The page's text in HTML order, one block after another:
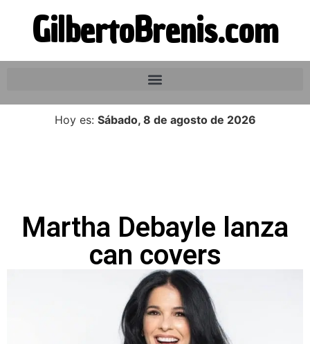
GilbertoBrenis.com
Hoy es: Sábado, 8 de agosto de 2026
Martha Debayle lanza
can covers